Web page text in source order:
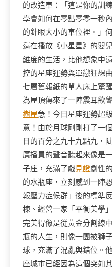
的改造車：「這是你的訓
學會如何在零點零零一秒
的針眼大小的車位裡。」
還在播放《小星星》的嬰
維度的生活，比他想象中
控的星座運勢與單戀狂想
七層舊報紙的單人床上驚
為屋頂傳來了一陣震耳欲
樹屋急！今日星座運勢超
意！由於月球剛剛打了一
日的百分之九十九點九，
廣播員的聲音聽起來像是
子座，充滿了戲見證劇性
的水瓶座，立刻感到一陣
報壓力症候群」後的標準
棟、經營一家「平衡美學
完美得像是從黃金分割線
瓶的人生，則像一團被獅
球，充滿了混亂與錯位。
座城市已經因為這個突如